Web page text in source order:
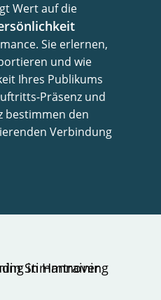
Wert auf die
Sie erlernen,
und wie
Ihres Publikums
Präsenz und
bestimmen den
Verbindung